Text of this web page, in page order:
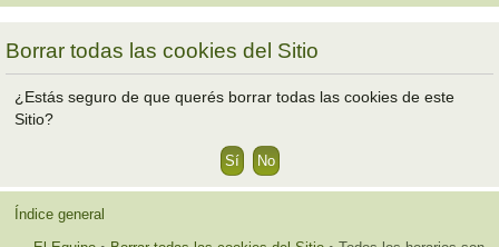
Borrar todas las cookies del Sitio
¿Estás seguro de que querés borrar todas las cookies de este
Sitio?
Índice general